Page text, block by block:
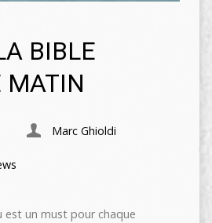
BIBLE
MATIN
Marc Ghioldi
est un must pour chaque